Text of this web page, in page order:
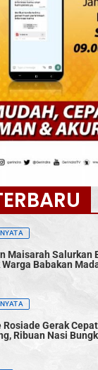
Maisarah Salurkan
Babakan
Rosiade Gerak
Ribuan Nasi